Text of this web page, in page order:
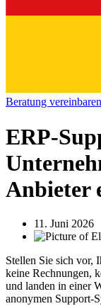
Beratung vereinbaren
ERP-
Anbieter
11. Juni 2026
Stellen Sie sich vor,
keine Rechnungen,
und landen in einer
anonymen Support-